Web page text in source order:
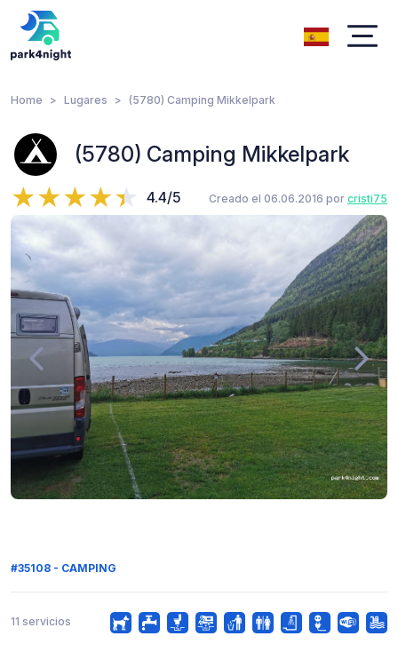
Home Lugares (5780) Camping Mikkelpark
(5780) Camping Mikkelpark
4.4/5 Creado el 06.06.2016 por cristi75
#35108 - CAMPING
11 servicios